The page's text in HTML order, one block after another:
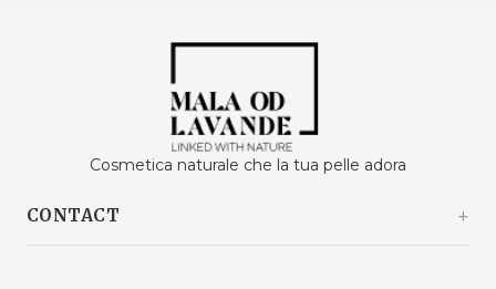
Cosmetica naturale che la tua pelle adora
CONTACT